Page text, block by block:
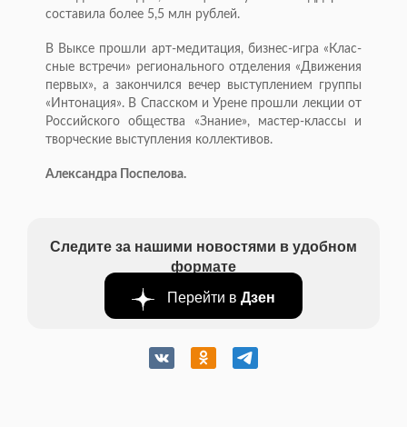
составила более 5,5 млн рублей.
В Выксе прошли арт-медитация, бизнес-игра «Клас-
сные встречи» регионального отделения «Движения
первых», а закончился вечер выступлением группы
«Интонация». В Спасском и Урене прошли лекции от
Российского общества «Знание», мастер-классы и
творческие выступления коллективов.
Александра Поспелова.
Следите за нашими новостями в удобном
формате
Перейти в Дзен